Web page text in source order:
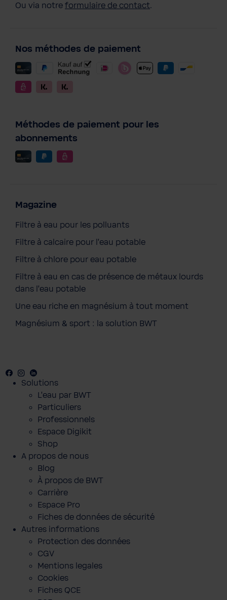
Ou via notre formulaire de contact.
Nos méthodes de paiement
Méthodes de paiement pour les
abonnements
Magazine
Filtre à eau pour les polluants
Filtre à calcaire pour l'eau potable
Filtre à chlore pour eau potable
Filtre à eau en cas de présence de métaux lourds
dans l'eau potable
Une eau riche en magnésium à tout moment
Magnésium & sport : la solution BWT
Facebook
YoutubeInstagram
Solutions
L'eau par BWT
Particuliers
Professionnels
Espace Digikit
Shop
A propos de nous
Blog
À propos de BWT
Carrière
Espace Pro
Fiches de données de sécurité
Autres informations
Protection des données
CGV
Mentions legales
Cookies
Fiches QCE